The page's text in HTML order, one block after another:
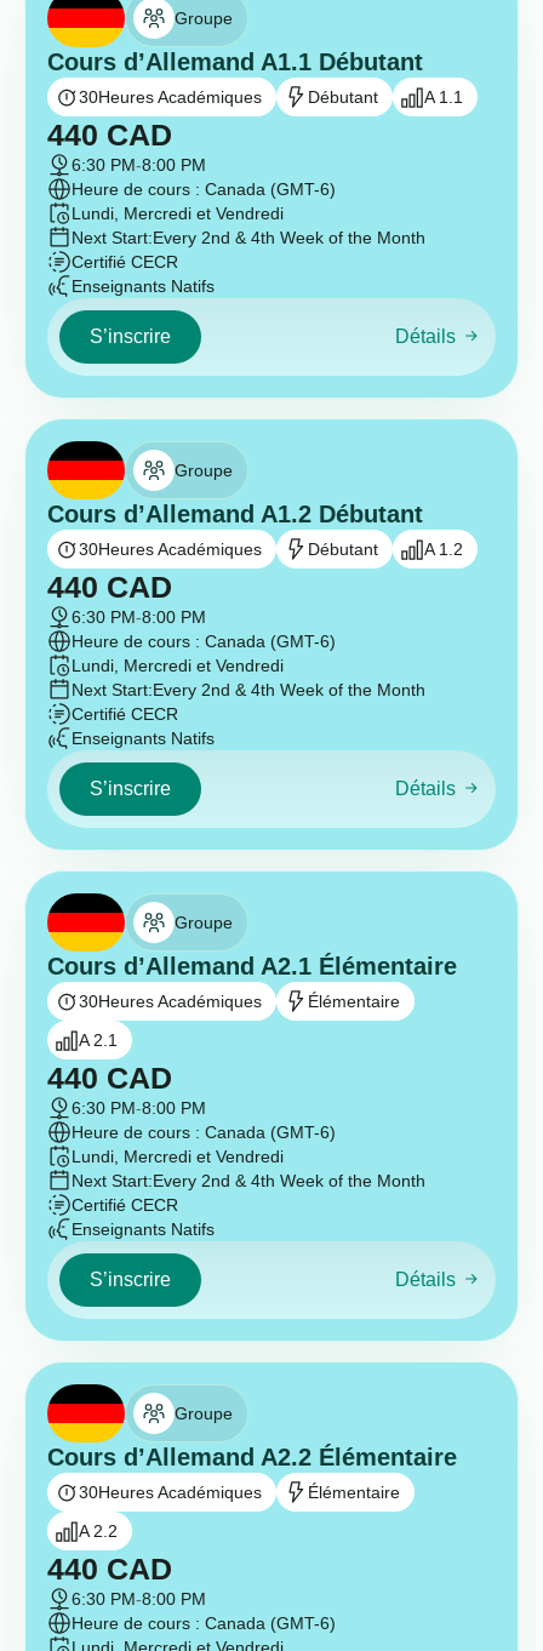
Groupe
Cours d’Allemand A1.1 Débutant
30Heures Académiques Débutant A 1.1
440 CAD
6:30 PM-8:00 PM
Heure de cours : Canada (GMT-6)
Lundi, Mercredi et Vendredi
Next Start:Every 2nd & 4th Week of the Month
Certifié CECR
Enseignants Natifs
S’inscrire Détails
Groupe
Cours d’Allemand A1.2 Débutant
30Heures Académiques Débutant A 1.2
440 CAD
6:30 PM-8:00 PM
Heure de cours : Canada (GMT-6)
Lundi, Mercredi et Vendredi
Next Start:Every 2nd & 4th Week of the Month
Certifié CECR
Enseignants Natifs
S’inscrire Détails
Groupe
Cours d’Allemand A2.1 Élémentaire
30Heures Académiques
Élémentaire
A 2.1
440 CAD
6:30 PM-8:00 PM
Heure de cours : Canada (GMT-6)
Lundi, Mercredi et Vendredi
Next Start:Every 2nd & 4th Week of the Month
Certifié CECR
Enseignants Natifs
S’inscrire Détails
Groupe
Cours d’Allemand A2.2 Élémentaire
30Heures Académiques
Élémentaire
A 2.2
440 CAD
6:30 PM-8:00 PM
Heure de cours : Canada (GMT-6)